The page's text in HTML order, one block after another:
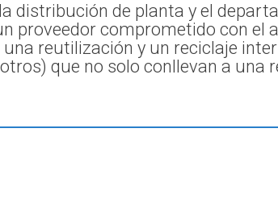
distribución de planta y el
proveedor comprometido con el
reutilización y un reciclaje
que no solo conllevan a una